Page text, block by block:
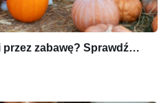
zabawę? Sprawdź…